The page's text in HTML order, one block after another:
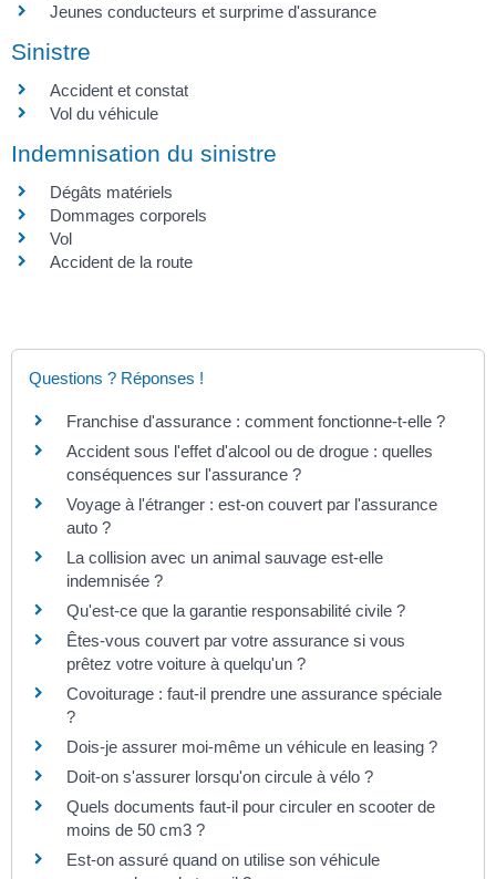
Jeunes conducteurs et surprime d'assurance
Sinistre
Accident et constat
Vol du véhicule
Indemnisation du sinistre
Dégâts matériels
Dommages corporels
Vol
Accident de la route
Questions ? Réponses !
Franchise d'assurance : comment fonctionne-t-elle ?
Accident sous l'effet d'alcool ou de drogue : quelles
conséquences sur l'assurance ?
Voyage à l'étranger : est-on couvert par l'assurance
auto ?
La collision avec un animal sauvage est-elle
indemnisée ?
Qu'est-ce que la garantie responsabilité civile ?
Êtes-vous couvert par votre assurance si vous
prêtez votre voiture à quelqu'un ?
Covoiturage : faut-il prendre une assurance spéciale
?
Dois-je assurer moi-même un véhicule en leasing ?
Doit-on s'assurer lorsqu'on circule à vélo ?
Quels documents faut-il pour circuler en scooter de
moins de 50 cm3 ?
Est-on assuré quand on utilise son véhicule